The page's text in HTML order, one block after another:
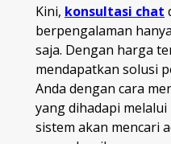
Kini, konsultasi chat
berpengalaman
saja. Dengan harga
mendapatkan solusi
Anda dengan cara
yang dihadapi
sistem akan mencari